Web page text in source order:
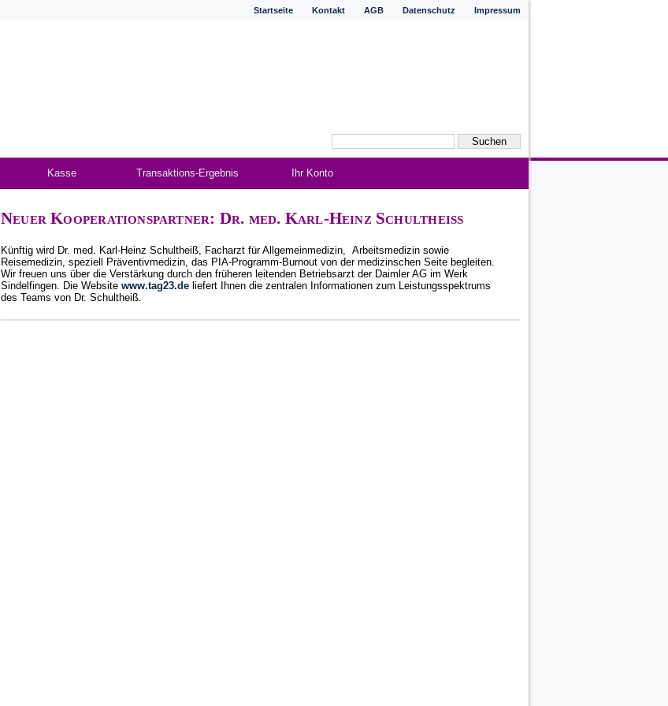
Startseite Kontakt AGB Datenschutz Impressum
Kasse Transaktions-Ergebnis Ihr Konto
Neuer Kooperationspartner: Dr. med. Karl-Heinz Schultheiß
Künftig wird Dr. med. Karl-Heinz Schultheiß, Facharzt für Allgemeinmedizin, Arbeitsmedizin sowie
Reisemedizin, speziell Präventivmedizin, das PIA-Programm-Burnout von der medizinschen Seite begleiten.
Wir freuen uns über die Verstärkung durch den früheren leitenden Betriebsarzt der Daimler AG im Werk
Sindelfingen. Die Website www.tag23.de liefert Ihnen die zentralen Informationen zum Leistungsspektrums
des Teams von Dr. Schultheiß.